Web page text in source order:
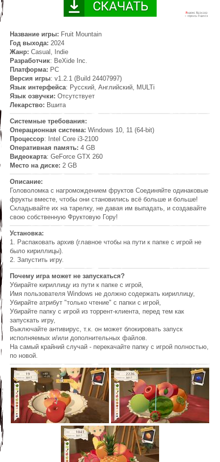
Название игры: Fruit Mountain
Год выхода: 2024
Жанр: Casual, Indie
Разработчик: BeXide Inc.
Платформа: PC
Версия игры: v1.2.1 (Build 24407997)
Язык интерфейса: Русский, Английский, MULTi
Язык озвучки: Отсутствует
Лекарство: Вшита
Системные требования:
Операционная система: Windows 10, 11 (64-bit)
Процессор: Intel Core i3-2100
Оперативная память: 4 GB
Видеокарта: GeForce GTX 260
Место на диске: 2 GB
Описание:
Головоломка с нагромождением фруктов Соединяйте одинаковые
фрукты вместе, чтобы они становились всё больше и больше!
Складывайте их на тарелку, не давая им выпадать, и создавайте
свою собственную Фруктовую Гору!
Установка:
1. Распаковать архив (главное чтобы на пути к папке с игрой не
было кириллицы).
2. Запустить игру.
Почему игра может не запускаться?
Убирайте кириллицу из пути к папке с игрой,
Имя пользователя Windows не должно содержать кириллицу,
Убирайте атрибут "только чтение" с папки с игрой,
Убирайте папку с игрой из торрент-клиента, перед тем как
запускать игру,
Выключайте антивирус, т.к. он может блокировать запуск
исполняемых и/или дополнительных файлов.
На самый крайний случай - перекачайте папку с игрой полностью,
по новой.